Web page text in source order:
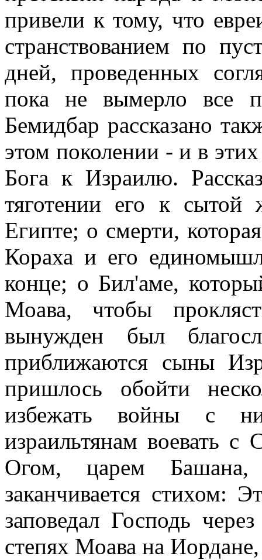
привели к тому, что
странствованием по
дней, проведенных
пока не вымерло все
Бемидбар рассказано
этом поколении - и в
Бога к Израилю.
тяготении его к
Египте; о смерти,
Кораха и его
конце; о Бил'аме,
Моава, чтобы
вынужден был
приближаются сыны
пришлось обойти
избежать войны с
израильтянам воевать
Огом, царем
заканчивается стихом:
заповедал Господь
степях Моава на